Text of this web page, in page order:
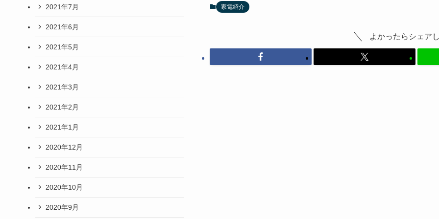
家電紹介
よかったらシェア
2021年7月
2021年6月
2021年5月
2021年4月
2021年3月
2021年2月
2021年1月
2020年12月
2020年11月
2020年10月
2020年9月